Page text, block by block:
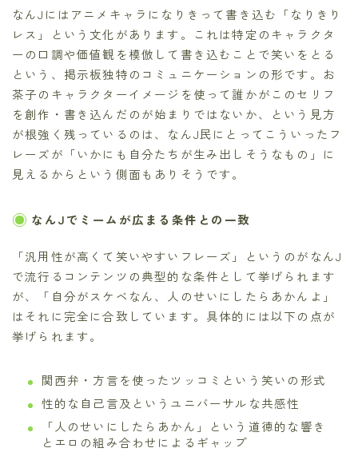
なんJにはアニメキャラになりきって書き込む「なりきり
レス」という文化があります。これは特定のキャラクタ
ーの口調や価値観を模倣して書き込むことで笑いをとる
という、掲示板独特のコミュニケーションの形です。お
茶子のキャラクターイメージを使って誰かがこのセリフ
を創作・書き込んだのが始まりではないか、という見方
が根強く残っているのは、なんJ民にとってこういったフ
レーズが「いかにも自分たちが生み出しそうなもの」に
見えるからという側面もありそうです。
なんJでミームが広まる条件との一致
「汎用性が高くて笑いやすいフレーズ」というのがなんJ
で流行るコンテンツの典型的な条件として挙げられます
が、「自分がスケベなん、人のせいにしたらあかんよ」
はそれに完全に合致しています。具体的には以下の点が
挙げられます。
関西弁・方言を使ったツッコミという笑いの形式
性的な自己言及というユニバーサルな共感性
「人のせいにしたらあかん」という道徳的な響き
とエロの組み合わせによるギャップ